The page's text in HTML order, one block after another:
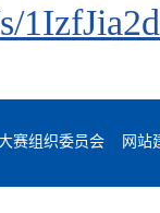
赛组织委员会 网站